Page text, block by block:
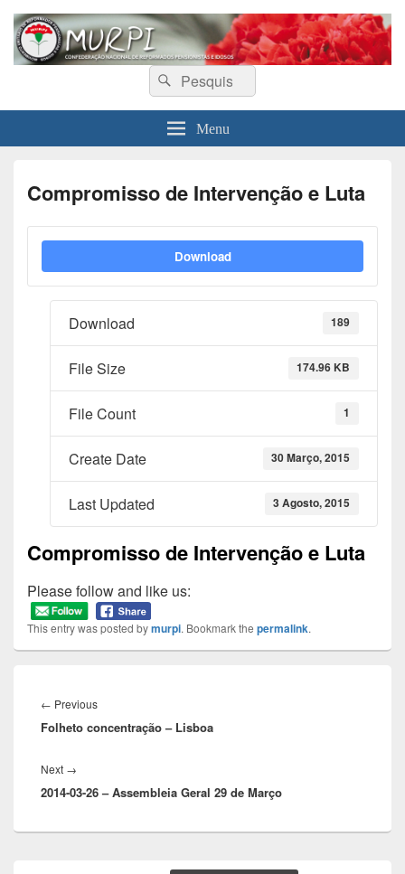
MURPI
Confederação Nacional de Reformados, Pensionistas e Idosos
Search
for:
Search
Menu
Compromisso de Intervenção e Luta
Download
Download 189
File Size 174.96 KB
File Count 1
Create Date 30 Março, 2015
Last Updated 3 Agosto, 2015
Compromisso de Intervenção e Luta
Please follow and like us:
This entry was posted bymurpi. Bookmark the permalink.
de
artigos
← PreviousPrevious
post:
Folheto concentração – Lisboa
Next →
post:
2014-03-26 – Assembleia Geral 29 de Março